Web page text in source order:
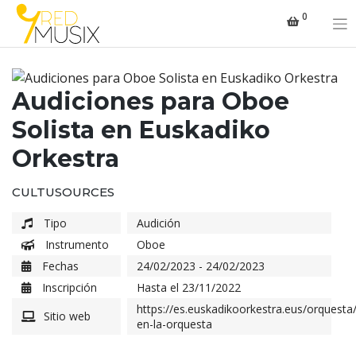
Saltar
contenido
0
Audiciones para Oboe
Solista en Euskadiko
Orkestra
CULTUSOURCES
Tipo
Audición
Instrumento
Oboe
Fechas
24/02/2023 - 24/02/2023
Inscripción
Hasta el 23/11/2022
Sitio web
https://es.euskadikoorkestra.eus/
en-la-orquesta